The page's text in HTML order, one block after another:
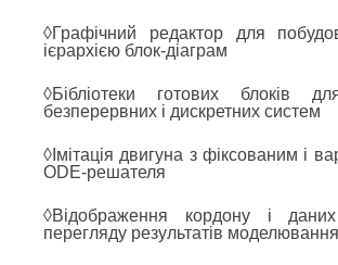
◊Графічний редактор для
ієрархією блок-діаграм
◊Бібліотеки готових блоків
безперервних і дискретних систем
◊Імітація двигуна з фіксованим і
ODE-решателя
◊Відображення кордону і
перегляду результатів моделювання